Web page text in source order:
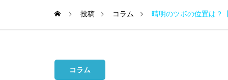
投稿 コラム 晴明のツボの位置は？
コラム